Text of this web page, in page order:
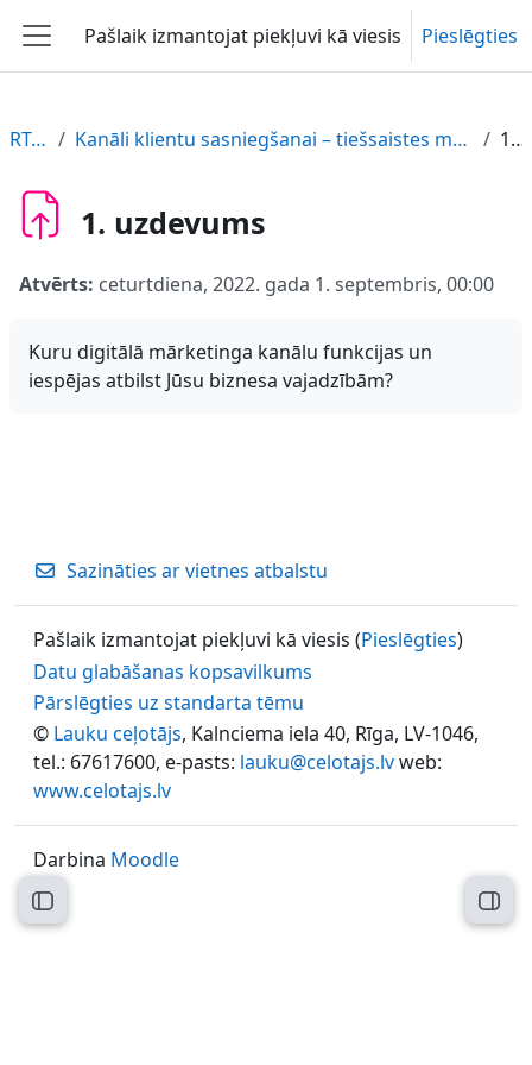
Sānu panelis
Pašlaik izmantojat piekļuvi kā viesis Pieslēgties
Atvērt kursu indeksu
RT-PARTIKA-LV Kanāli klientu sasniegšanai – tiešsaistes mārketings platformās Facebook, Instagram, YouTube. Kā sasniegt klientus, izmantojot tiešsaistes mārketingu. 1. uzdevums
1. uzdevums
Atvērts: ceturtdiena, 2022. gada 1. septembris, 00:00
Kuru digitālā mārketinga kanālu funkcijas un
iespējas atbilst Jūsu biznesa vajadzībām?
Sazināties ar vietnes atbalstu
Pašlaik izmantojat piekļuvi kā viesis (Pieslēgties)
Datu glabāšanas kopsavilkums
Pārslēgties uz standarta tēmu
© Lauku ceļotājs, Kalnciema iela 40, Rīga, LV-1046,
tel.: 67617600, e-pasts: lauku@celotajs.lvweb:
www.celotajs.lv
Darbina Moodle